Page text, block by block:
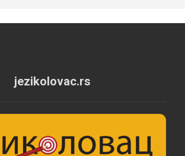
jezikolovac.rs